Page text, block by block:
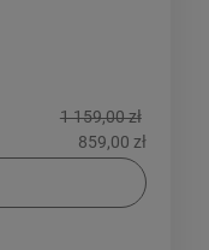
1 159,00 zł
859,00 zł